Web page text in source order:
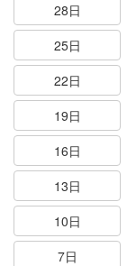
28日
25日
22日
19日
16日
13日
10日
7日